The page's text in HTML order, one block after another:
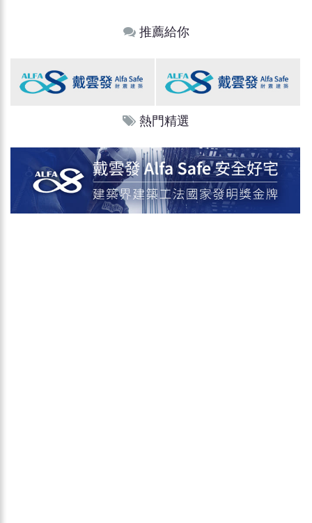
推薦給你
熱門精選